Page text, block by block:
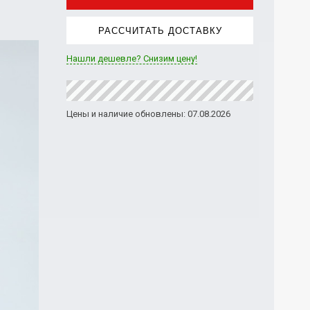
РАССЧИТАТЬ ДОСТАВКУ
Нашли дешевле? Снизим цену!
Цены и наличие обновлены: 07.08.2026